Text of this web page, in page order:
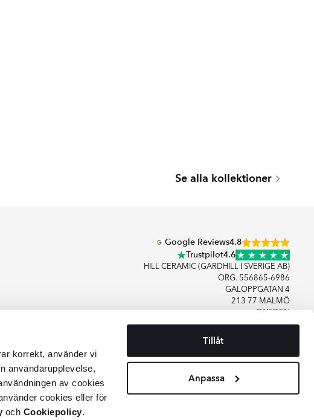
korrekt, använder vi
användarupplevelse,
av cookies
cookies eller för
och Cookiepolicy.
Tillåt
Anpassa
Se alla kollektioner
Google Reviews4.8
Trustpilot4.6
HILL CERAMIC (GARDHILL I SVERIGE AB)
ORG. 556865-6986
GALOPPGATAN 4
213 77 MALMÖ
SWEDEN
KONTAKTA OSS